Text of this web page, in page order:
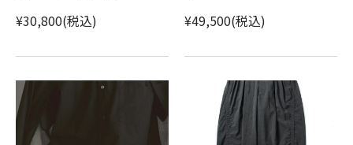
¥30,800(税込) ¥49,500(税込)